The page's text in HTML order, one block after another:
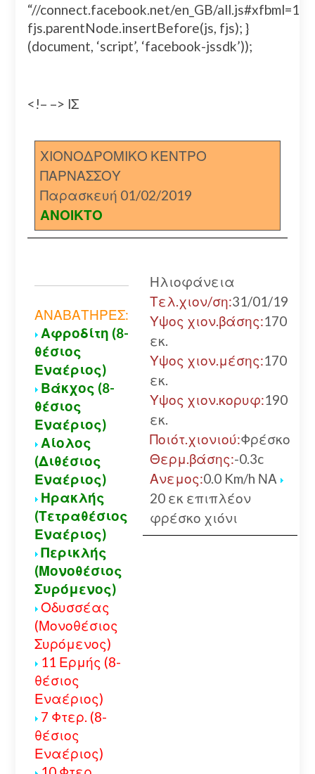
“//connect.facebook.net/en_GB/
fjs.parentNode.insertBefore(js, fjs); }
(document, ‘script’, ‘facebook-jssdk’));
<!– –> ΙΣ
ΧΙΟΝΟΔΡΟΜΙΚΟ ΚΕΝΤΡΟ
ΠΑΡΝΑΣΣΟΥ
Παρασκευή 01/02/2019
ΑΝΟΙΚΤΟ
ΑΝΑΒΑΤΗΡΕΣ:
Αφροδίτη (8-
θέσιος
Εναέριος)
Βάκχος (8-
θέσιος
Εναέριος)
Αίολος
(Διθέσιος
Εναέριος)
Ηρακλής
(Τετραθέσιος
Εναέριος)
Περικλής
(Μονοθέσιος
Συρόμενος)
Οδυσσέας
(Μονοθέσιος
Συρόμενος)
11 Ερμής (8-
θέσιος
Εναέριος)
7 Φτερ. (8-
θέσιος
Εναέριος)
Ηλιοφάνεια
Τελ.χιον/ση:31/01/19
Υψος χιον.βάσης:170
εκ.
Υψος χιον.μέσης:170
εκ.
Υψος χιον.κορυφ:190
εκ.
Ποιότ.χιονιού:Φρέσκο
Θερμ.βάσης:-0.3c
Ανεμος:0.0 Km/h ΝΑ
20 εκ επιπλέον
φρέσκο χιόνι